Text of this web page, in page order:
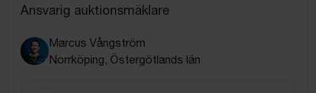
Ansvarig auktionsmäklare
Marcus Vångström
Norrköping, Östergötlands län